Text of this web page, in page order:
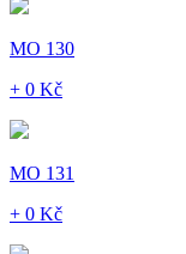
MO 130
+ 0 Kč
MO 131
+ 0 Kč